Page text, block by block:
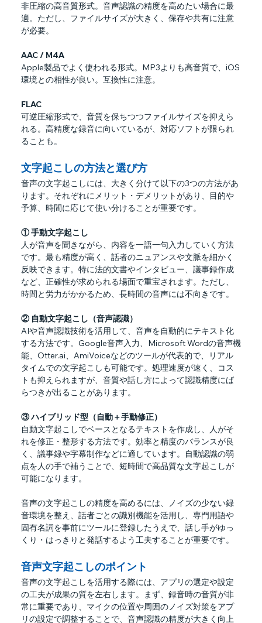
非圧縮の高音質形式。音声認識の精度を高めたい場合に最
適。ただし、ファイルサイズが大きく、保存や共有に注意
が必要。
AAC / M4A
Apple製品でよく使われる形式。MP3よりも高音質で、iOS
環境との相性が良い。互換性に注意。
FLAC
可逆圧縮形式で、音質を保ちつつファイルサイズを抑えら
れる。高精度な録音に向いているが、対応ソフトが限られ
ることも。
文字起こしの方法と選び方
音声の文字起こしには、大きく分けて以下の3つの方法があ
ります。それぞれにメリット・デメリットがあり、目的や
予算、時間に応じて使い分けることが重要です。
① 手動文字起こし
人が音声を聞きながら、内容を一語一句入力していく方法
です。最も精度が高く、話者のニュアンスや文脈を細かく
反映できます。特に法的文書やインタビュー、議事録作成
など、正確性が求められる場面で重宝されます。ただし、
時間と労力がかかるため、長時間の音声には不向きです。
② 自動文字起こし（音声認識）
AIや音声認識技術を活用して、音声を自動的にテキスト化
する方法です。Google音声入力、Microsoft Wordの音声機
能、Otter.ai、AmiVoiceなどのツールが代表的で、リアル
タイムでの文字起こしも可能です。処理速度が速く、コス
トも抑えられますが、音質や話し方によって認識精度にば
らつきが出ることがあります。
③ ハイブリッド型（自動＋手動修正）
自動文字起こしでベースとなるテキストを作成し、人がそ
れを修正・整形する方法です。効率と精度のバランスが良
く、議事録や字幕制作などに適しています。自動認識の弱
点を人の手で補うことで、短時間で高品質な文字起こしが
可能になります。
音声の文字起こしの精度を高めるには、ノイズの少ない録
音環境を整え、話者ごとの識別機能を活用し、専門用語や
固有名詞を事前にツールに登録したうえで、話し手がゆっ
くり・はっきりと発話するよう工夫することが重要です。
音声文字起こしのポイント
音声の文字起こしを活用する際には、アプリの選定や設定
の工夫が成果の質を左右します。まず、録音時の音質が非
常に重要であり、マイクの位置や周囲のノイズ対策をアプ
リの設定で調整することで、音声認識の精度が大きく向上